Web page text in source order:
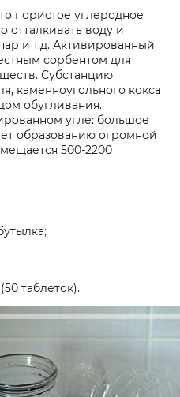
пористое углеродное
отталкивать воду и
и т.д. Активированный
сорбентом для
Субстанцию
каменноугольного кокса
обугливания.
угле: большое
образованию огромной
500-2200
таблеток).